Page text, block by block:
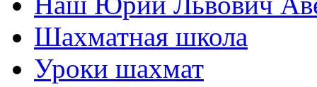
Шахматная школа
Уроки шахмат